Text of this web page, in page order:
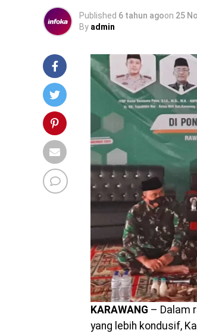
Published 6 tahun agoon 25
By admin
KARAWANG – Dalam
yang lebih kondusif,